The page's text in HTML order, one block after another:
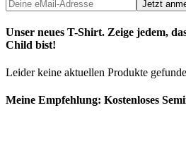
Unser neues T-Shirt. Zeige jedem,
Child bist!
Leider keine aktuellen Produkte
Meine Empfehlung: Kostenloses